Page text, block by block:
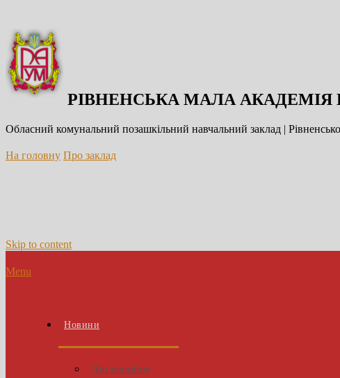
РІВНЕНСЬКА МАЛА АКАДЕМІЯ
Обласний комунальний позашкільний навчальний заклад |
На головну Про заклад
Skip to content
Menu
Новини
Дистанційне